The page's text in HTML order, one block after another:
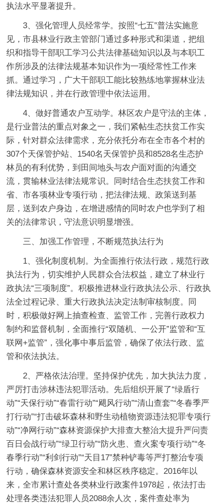
执法水平显著提升。
3、强化管理人员经常学。按照“七五”普法实施意
见，市县林业行政主管部门通过多种形式和渠道，把组
织和指导干部职工学习公共法律基础知识以及与本职工
作所涉及的法律法规基本知识作为一项经常性工作来
抓。通过学习，广大干部职工能比较熟练地掌握林业法
律法规知识，并在行政管理中依法运用。
4、做好普通农户互动学。林区农户是守法的主体，
是行业普法的重点对象之一，我们紧帖生态扶贫工作实
际，针对群众法律需求，充分依托分布在全市各个村的
307个天保管护站、1540名天保管护员和8528名生态护
林员的有利优势，到田间地头与农户面对面的沟通交
流，贯输林业法律法规常识。同时结合生态扶贫工作和
省、市各项林业专项行动，把法律法规、政策送到基
层，送到农户身边，在增进感情的同时农户也学到了相
关的法律常识，守法意识明显增强。
三、加强工作管理，不断规范执法行为
1、强化制度机制。为全面推行依法行政，规范行政
执法行为，切实维护人民群众合法权益，建立了林业行
政执法“三项制度”。积极推进林业行政执法公示、行政执
法全过程记录、重大行政执法决定法制审核制度。同
时，积极做好网上抽查检查、监管工作，完善行政权力
制约和监督机制，全面推行“双随机、一公开”监管和“互
联网+监管”，强化事中事后监管，确保了依法行政、监
管和依法执法。
2、严格依法治理。坚持保护优先，加大执法力度，
严厉打击涉林违法犯罪活动。先后组织开展了“绿盾行
动”“天保行动”“春雷行动”“飓风行动”“清山查套”“冬春季严
打行动”“打击破坏森林和野生动植物资源违法犯罪专项行
动”“净网行动”“森林资源保护大排查大整治大提升严问责
百日会战行动”“绿卫行动”“防火患、查火案专项行动”“冬
春季行动”“利剑行动”“天目17”禁种铲毒等严打整治专项
行动，确保森林资源安全和林区秩序稳定。2016年以
来，全市累计查处各类林业行政案件1978起，依法打击
处理各类违法犯罪人员2088余人次，案件查处率为